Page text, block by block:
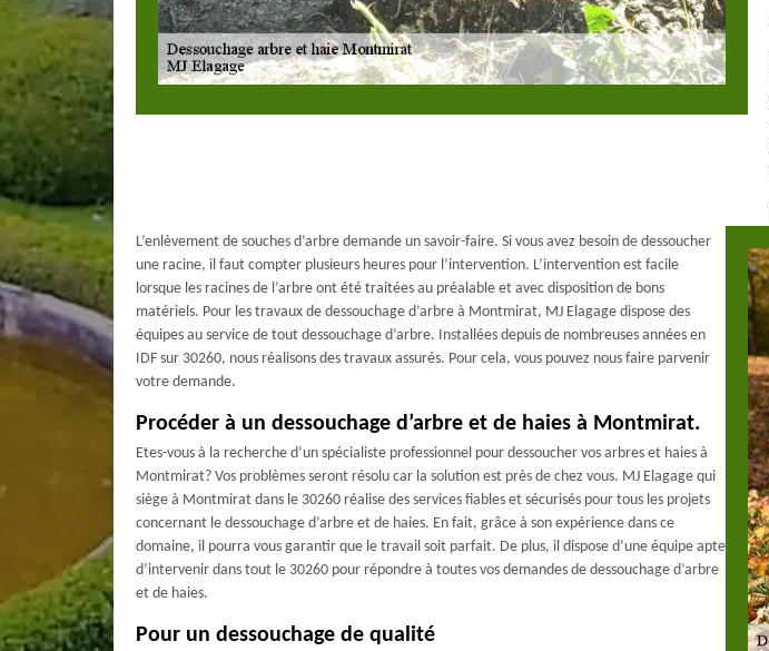
L’enlèvement de souches d’arbre demande un savoir-faire. Si vous avez besoin de dessoucher
une racine, il faut compter plusieurs heures pour l’intervention. L’intervention est facile
lorsque les racines de l’arbre ont été traitées au préalable et avec disposition de bons
matériels. Pour les travaux de dessouchage d’arbre à Montmirat, MJ Elagage dispose des
équipes au service de tout dessouchage d’arbre. Installées depuis de nombreuses années en
IDF sur 30260, nous réalisons des travaux assurés. Pour cela, vous pouvez nous faire parvenir
votre demande.
Procéder à un dessouchage d’arbre et de haies à Montmirat.
Etes-vous à la recherche d’un spécialiste professionnel pour dessoucher vos arbres et haies à
Montmirat? Vos problèmes seront résolu car la solution est près de chez vous. MJ Elagage qui
siège à Montmirat dans le 30260 réalise des services fiables et sécurisés pour tous les projets
concernant le dessouchage d’arbre et de haies. En fait, grâce à son expérience dans ce
domaine, il pourra vous garantir que le travail soit parfait. De plus, il dispose d’une équipe apte
d’intervenir dans tout le 30260 pour répondre à toutes vos demandes de dessouchage d’arbre
et de haies.
Pour un dessouchage de qualité